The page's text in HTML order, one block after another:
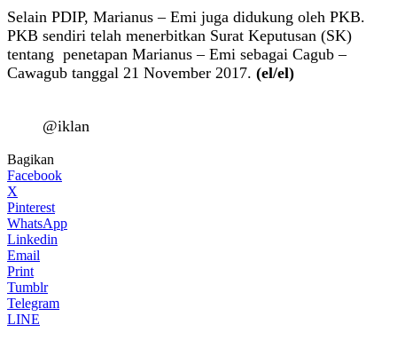
Selain PDIP, Marianus – Emi juga didukung oleh PKB.
PKB sendiri telah menerbitkan Surat Keputusan (SK)
tentang penetapan Marianus – Emi sebagai Cagub –
Cawagub tanggal 21 November 2017. (el/el)
@iklan
Bagikan
Facebook
X
Pinterest
WhatsApp
Linkedin
Email
Print
Tumblr
Telegram
LINE